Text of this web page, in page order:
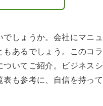
しょうか。会社にマニュ
あるでしょう。このコラ
いてご紹介。ビジネスシ
も参考に、自信を持って